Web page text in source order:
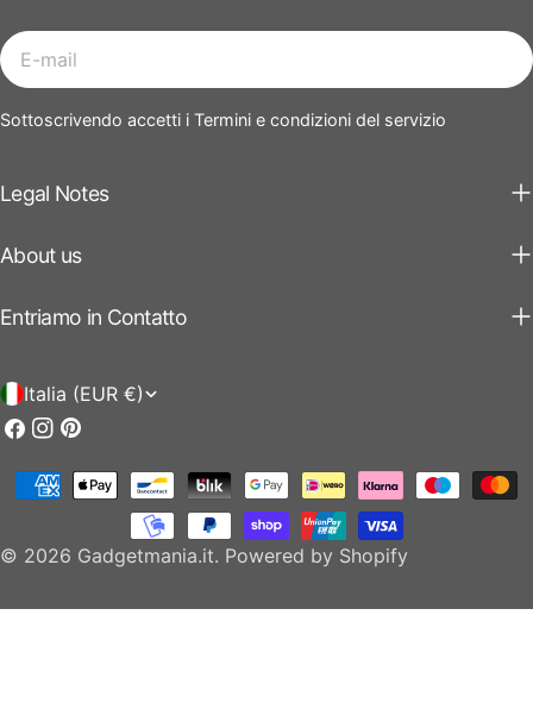
Legal Notes
About us
Entriamo in Contatto
E-
mail
Sottoscrivendo accetti i Termini e condizioni del servizio
P
a
e
Italia (EUR €)
Facebook
Instagram
Pinterest
© 2026 Gadgetmania.it. Powered by Shopify
Modalità
pagamento